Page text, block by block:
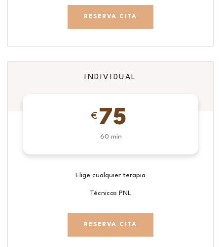
RESERVA CITA
INDIVIDUAL
€ 75
60 min
Elige cualquier terapia
Técnicas PNL
RESERVA CITA